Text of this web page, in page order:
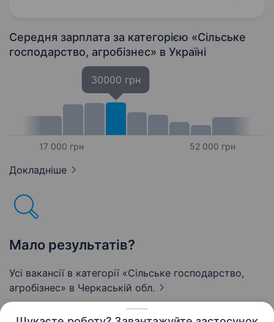
Середня зарплата за категорією «Сільське
господарство, агробізнес» в Україні
17 000 грн
30000 грн
52 000 грн
Докладніше
Мало результатів?
Усі вакансії в категорії «Сільське господарство,
агробізнес» в Черкаській обл.